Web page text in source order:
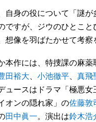
自身の役について「謎
ですが、ジウのひとこ
想像を羽ばたかせて考
本作には、特捜課の麻薬
田裕大、 小池徹平、 真飛
ュースはドラマ「極悪女
オンの隠れ家」の佐藤敦
田中眞一。演出は鈴木浩